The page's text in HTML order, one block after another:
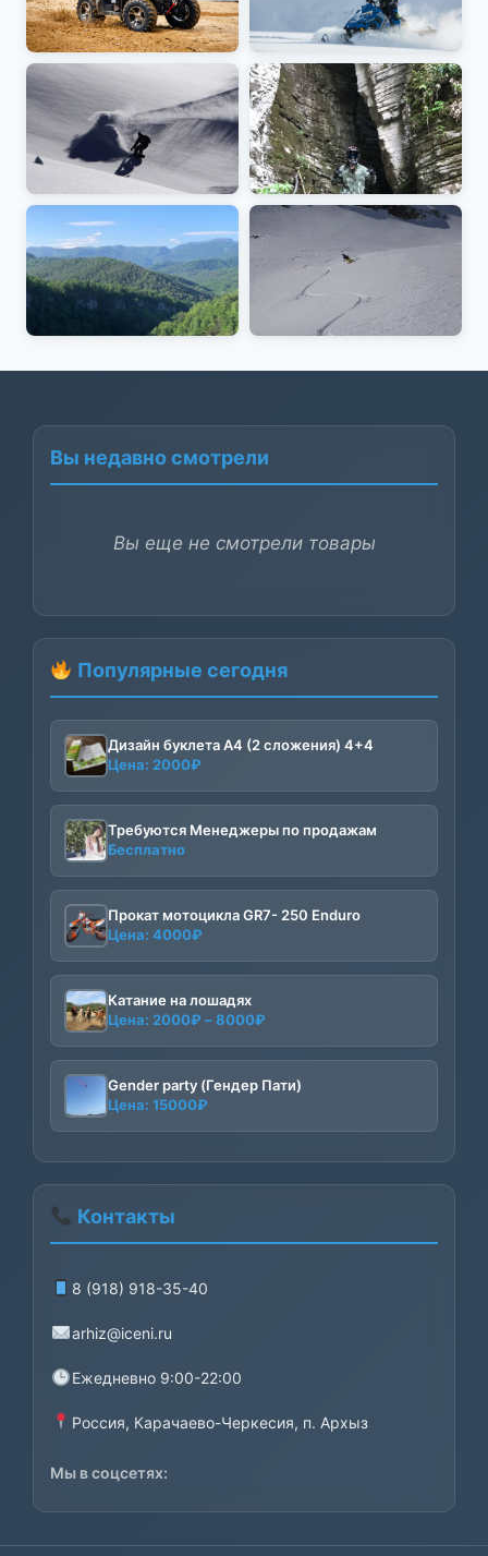
Вы недавно смотрели
Вы еще не смотрели товары
Популярные сегодня
Дизайн буклета А4 (2 сложения) 4+4
Цена: 2000₽
Требуются Менеджеры по продажам
Бесплатно
Прокат мотоцикла GR7- 250 Enduro
Цена: 4000₽
Катание на лошадях
Цена: 2000₽ –8000₽
2000₽
–
Gender party (Гендер Пати)
Цена: 15000₽
Контакты
8 (918) 918-35-40
arhiz@iceni.ru
Ежедневно 9:00-22:00
Россия, Карачаево-Черкесия, п. Архыз
Мы в соцсетях: